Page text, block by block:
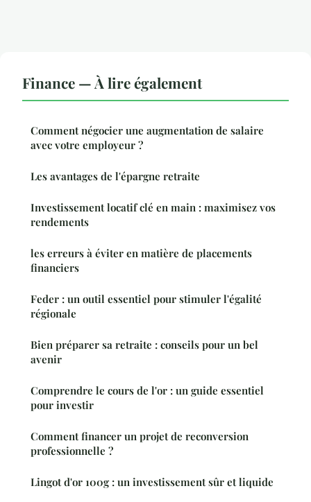
Finance — À lire également
Comment négocier une augmentation de salaire
avec votre employeur ?
Les avantages de l'épargne retraite
Investissement locatif clé en main : maximisez vos
rendements
les erreurs à éviter en matière de placements
financiers
Feder : un outil essentiel pour stimuler l'égalité
régionale
Bien préparer sa retraite : conseils pour un bel
avenir
Comprendre le cours de l'or : un guide essentiel
pour investir
Comment financer un projet de reconversion
professionnelle ?
Lingot d'or 100g : un investissement sûr et liquide